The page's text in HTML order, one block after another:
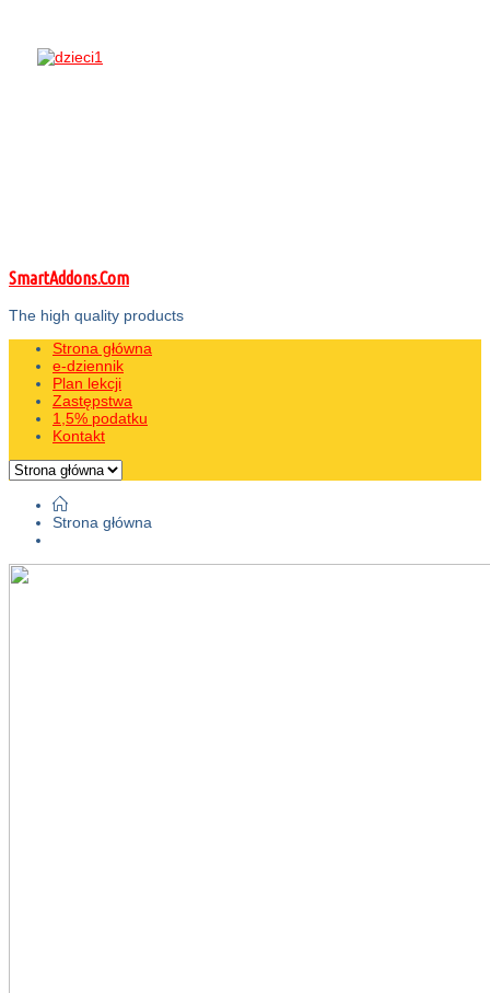
SmartAddons.Com
The high quality products
Strona główna
e-dziennik
Plan lekcji
Zastępstwa
1,5% podatku
Kontakt
Strona główna